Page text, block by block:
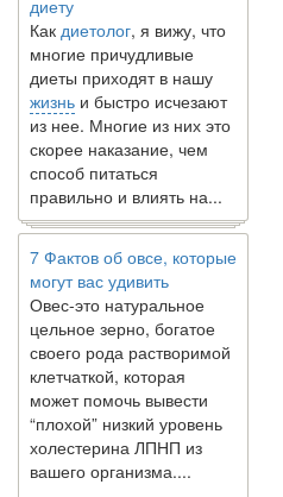
многие причудливые
диеты приходят в нашу
жизньи быстро исчезают
из нее. Многие из них это
скорее наказание, чем
способ питаться
правильно и влиять на...
7 Фактов об овсе, которые
могут вас удивить
Овес-это натуральное
цельное зерно, богатое
своего рода растворимой
клетчаткой, которая
может помочь вывести
“плохой” низкий уровень
холестерина ЛПНП из
вашего организма....